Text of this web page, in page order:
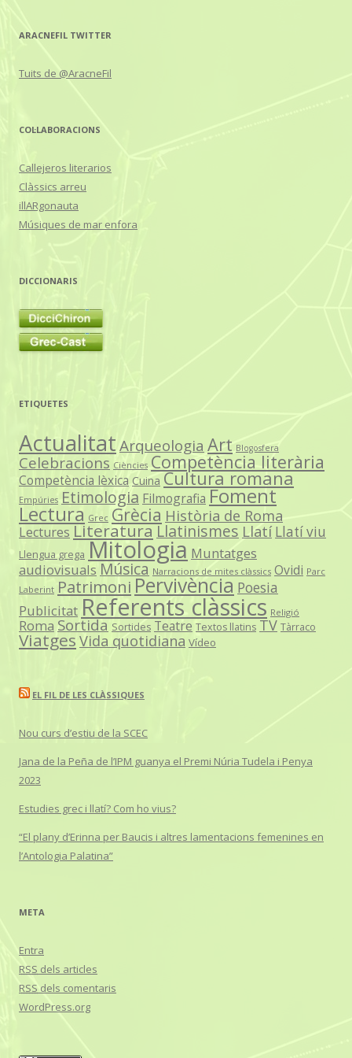
ARACNEFIL TWITTER
Tuits de @AracneFil
COL·LABORACIONS
Callejeros literarios
Clàssics arreu
illARgonauta
Músiques de mar enfora
DICCIONARIS
ETIQUETES
ActualitatArqueologia Art Blogosfera
Celebracions Ciències Competència literària
Competència lèxica Cuina Cultura romana
Empúries Etimologia Filmografia Foment
Lectura Grec Grècia Història de Roma
Lectures LiteraturaLlatinismes Llatí Llatí viu
Llengua grega Mitologia Muntatges
audiovisuals Música Narracions de mites clàssics Ovidi Parc
Laberint PatrimoniPervivència Poesia
PublicitatReferents clàssics Religió
Roma Sortida Sortides Teatre Textos llatins TV Tàrraco
Viatges Vida quotidiana Vídeo
EL FIL DE LES CLÀSSIQUES
Nou curs d’estiu de la SCEC
Jana de la Peña de l’IPM guanya el Premi Núria Tudela i Penya
2023
Estudies grec i llatí? Com ho vius?
“El plany d’Erinna per Baucis i altres lamentacions femenines en
l’Antologia Palatina”
META
Entra
RSS dels articles
RSS dels comentaris
WordPress.org